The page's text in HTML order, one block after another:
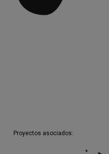
Proyectos asociados: